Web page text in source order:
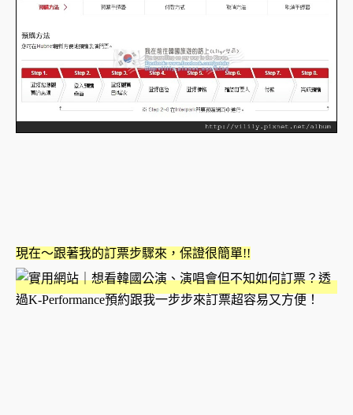
現在～跟著我的訂票步驟來，保證很簡單!!